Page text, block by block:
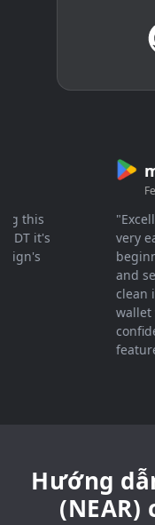
it's
Feb
very
and
clean
wallet
features."
Hướng